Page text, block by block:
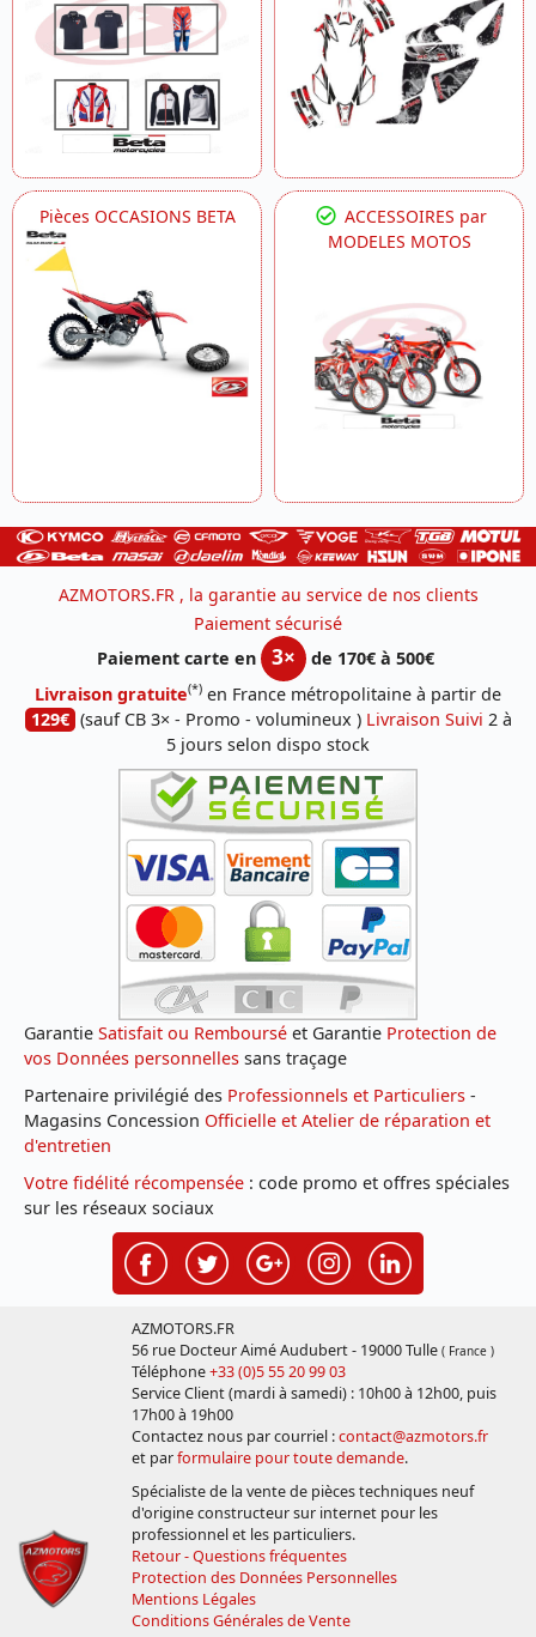
Pièces OCCASIONS BETA
ACCESSOIRES par
MODELES MOTOS
AZMOTORS.FR , la garantie au service de nos clients
Paiement sécurisé
Paiement carte en
3×
de 170€ à 500€
Livraison gratuite(*) en France métropolitaine à partir de
129€ (sauf CB 3× - Promo - volumineux ) Livraison Suivi 2 à
5 jours selon dispo stock
Garantie Satisfait ou Remboursé et Garantie Protection de
vos Données personnelles sans traçage
Partenaire privilégié des Professionnels et Particuliers -
Magasins Concession Officielle et Atelier de réparation et
d'entretien
Votre fidélité récompensée : code promo et offres spéciales
sur les réseaux sociaux
AZMOTORS.FR
56 rue Docteur Aimé Audubert - 19000 Tulle ( France )
Téléphone+33 (0)5 55 20 99 03
Service Client (mardi à samedi) : 10h00 à 12h00, puis
17h00 à 19h00
Contactez nous par courriel :contact@azmotors.fr
et parformulaire pour toute demande.
Spécialiste de la vente de pièces techniques neuf
d'origine constructeur sur internet pour les
professionnel et les particuliers.
Retour - Questions fréquentes
Protection des Données Personnelles
Mentions Légales
Conditions Générales de Vente